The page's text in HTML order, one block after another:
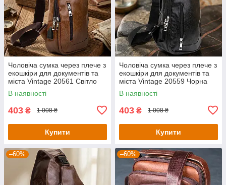
Чоловіча сумка через плече з
екошкіри для документів та
міста Vintage 20561 Світло
Коричнева
В наявності
403 ₴ 1 008 ₴
Купити
Чоловіча сумка через плече з
екошкіри для документів та
міста Vintage 20559 Чорна
В наявності
403 ₴ 1 008 ₴
Купити
–60% –60%